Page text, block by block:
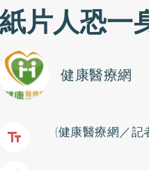
紙片人恐
健康醫療網
(健康醫療網／記